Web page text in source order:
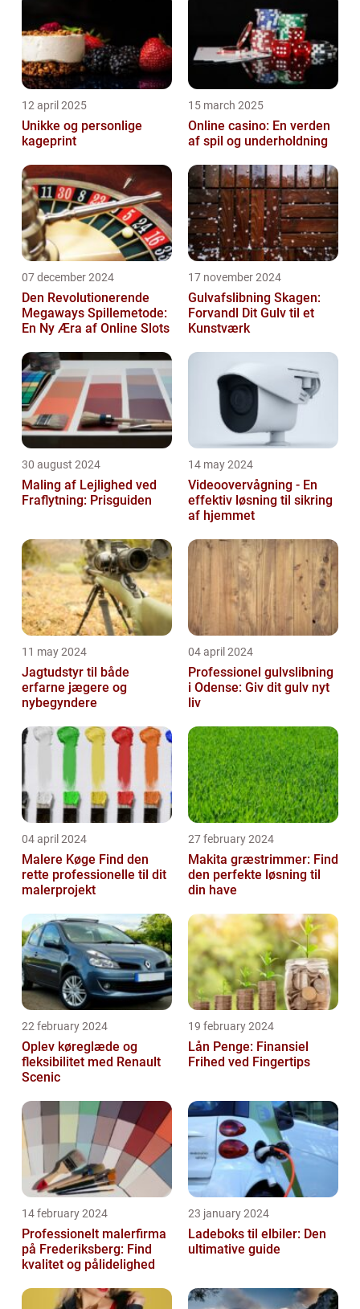
12 april 2025
Unikke og personlige
kageprint
15 march 2025
Online casino: En verden
af spil og underholdning
07 december 2024
Den Revolutionerende
Megaways Spillemetode:
En Ny Æra af Online Slots
17 november 2024
Gulvafslibning Skagen:
Forvandl Dit Gulv til et
Kunstværk
30 august 2024
Maling af Lejlighed ved
Fraflytning: Prisguiden
14 may 2024
Videoovervågning - En
effektiv løsning til sikring
af hjemmet
11 may 2024
Jagtudstyr til både
erfarne jægere og
nybegyndere
04 april 2024
Professionel gulvslibning
i Odense: Giv dit gulv nyt
liv
04 april 2024
Malere Køge Find den
rette professionelle til dit
malerprojekt
27 february 2024
Makita græstrimmer: Find
den perfekte løsning til
din have
22 february 2024
Oplev køreglæde og
fleksibilitet med Renault
Scenic
19 february 2024
Lån Penge: Finansiel
Frihed ved Fingertips
14 february 2024
Professionelt malerfirma
på Frederiksberg: Find
kvalitet og pålidelighed
23 january 2024
Ladeboks til elbiler: Den
ultimative guide